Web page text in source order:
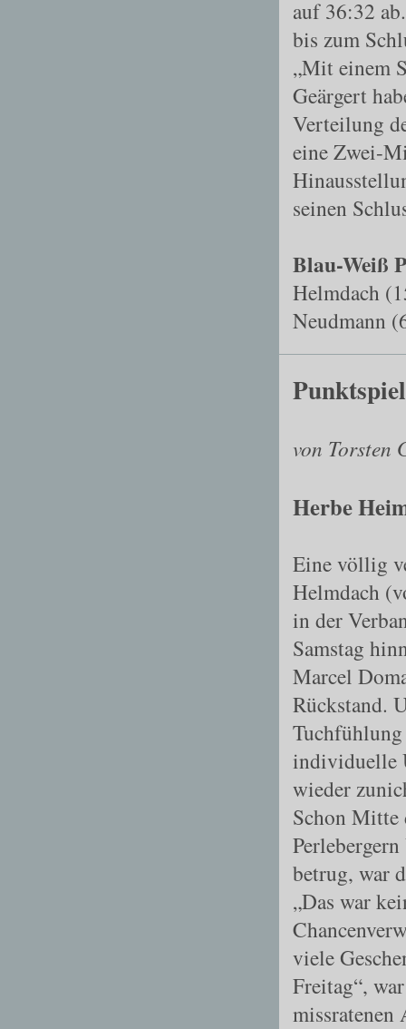
auf 36:32
bis zum
„Mit einem
Geärgert
Verteilung
eine Zwei-
seinen
Blau-Weiß
Helmdach
Neudmann
von Torsten
Herbe
Eine völlig
Helmdach
in der
Samstag
Marcel
Rückstand.
individuelle
wieder
Schon Mitte
betrug, war
„Das war
viele
Freitag“,
missratenen